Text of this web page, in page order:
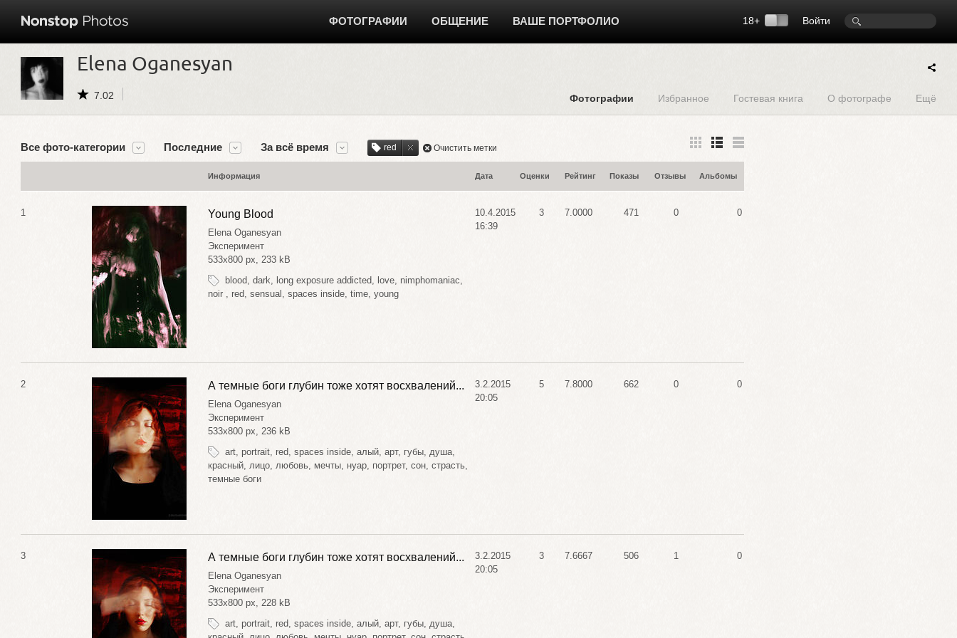
Войти
18+
ФОТОГРАФИИ ОБЩЕНИЕ ВАШЕ ПОРТФОЛИО
Elena Oganesyan
7.02 Фотографии Избранное Гостевая книга О фотографе Ещё
Все фото-категории Последние За всё время red Очистить метки
Информация Дата Оценки Рейтинг Показы Отзывы Альбомы
1 Young Blood
Elena Oganesyan
Эксперимент
533x800 px, 233 kB
blood, dark, long exposure addicted, love, nimphomaniac,
noir , red, sensual , spaces inside, time, young
10.4.2015
16:39
3 7.0000 471 0 0
2 А темные боги глубин тоже хотят восхвалений...
Elena Oganesyan
Эксперимент
533x800 px, 236 kB
art, portrait, red, spaces inside, алый, арт, губы, душа,
красный, лицо, любовь, мечты, нуар, портрет, сон, страсть,
темные боги
3.2.2015
20:05
5 7.8000 662 0 0
3 А темные боги глубин тоже хотят восхвалений...
Elena Oganesyan
Эксперимент
533x800 px, 228 kB
art, portrait, red, spaces inside, алый, арт, губы, душа,
3.2.2015
20:05
3 7.6667 506 1 0